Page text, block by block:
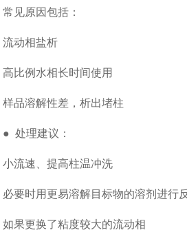
常见原因包括：
流动相盐析
高比例水相长时间使用
样品溶解性差，析出堵柱
● 处理建议：
小流速、提高柱温冲洗
必要时用更易溶解目标物的溶剂进行
如果更换了粘度较大的流动相